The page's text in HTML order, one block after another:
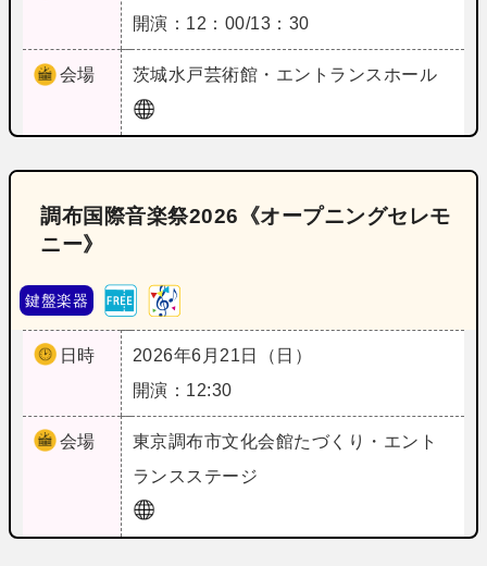
開演：12：00/13：30
会場 茨城水戸芸術館・エントランスホール
調布国際音楽祭2026《オープニングセレモ
ニー》
鍵盤楽器
日時
2026年6月21日（日）
開演：12:30
会場 東京調布市文化会館たづくり・エント
ランスステージ